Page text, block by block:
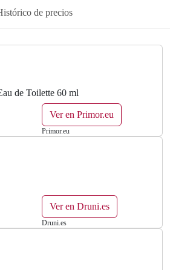
de precios
de Toilette 60 ml
Ver en Primor.eu
Primor.eu
Ver en Druni.es
Druni.es